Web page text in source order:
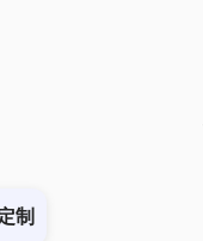
制